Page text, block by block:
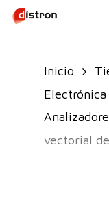
Skip
Inicio
vectorial